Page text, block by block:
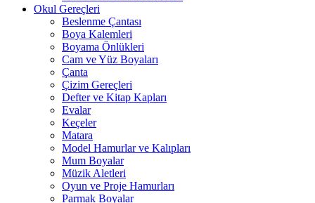
Okul Gereçleri
Beslenme Çantası
Boya Kalemleri
Boyama Önlükleri
Cam ve Yüz Boyaları
Çanta
Çizim Gereçleri
Defter ve Kitap Kapları
Evalar
Keçeler
Matara
Model Hamurlar ve Kalıpları
Mum Boyalar
Müzik Aletleri
Oyun ve Proje Hamurları
Parmak Boyalar